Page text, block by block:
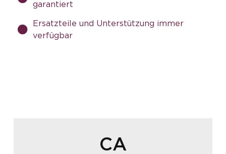
garantiert
Ersatzteile und Unterstützung immer
verfügbar
CA